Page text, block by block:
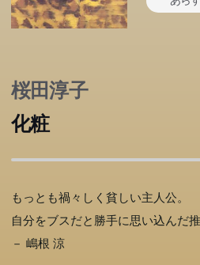
桜田淳子
化粧
もっとも禍々しく貧しい主人公。
自分をブスだと勝手に思い込んだ
－ 嶋根 涼